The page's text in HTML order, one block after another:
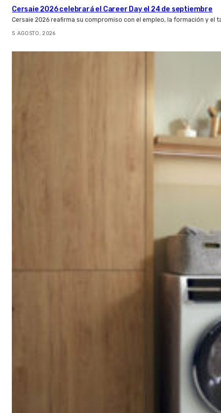
Cersaie 2026 celebrará el Career Day el 24 de septiembre
Cersaie 2026 reafirma su compromiso con el empleo, la formación y el
5 AGOSTO, 2026